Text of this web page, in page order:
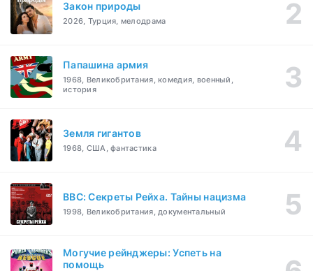
Закон природы
2026, Турция, мелодрама
Папашина армия
1968, Великобритания, комедия, военный,
история
Земля гигантов
1968, США, фантастика
BBC: Секреты Рейха. Тайны нацизма
1998, Великобритания, документальный
Могучие рейнджеры: Успеть на
помощь